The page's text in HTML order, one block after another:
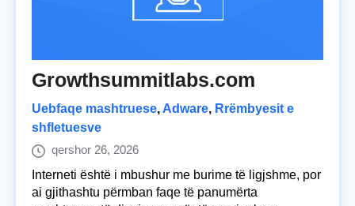
Growthsummitlabs.com
Uebfaqe mashtruese, Adware, Rrëmbyesit e
shfletuesve
qershor 26, 2026
Interneti është i mbushur me burime të ligjshme, por
ai gjithashtu përmban faqe të panumërta